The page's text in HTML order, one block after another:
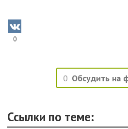
0
0 Обсудить на
Ссылки по теме: